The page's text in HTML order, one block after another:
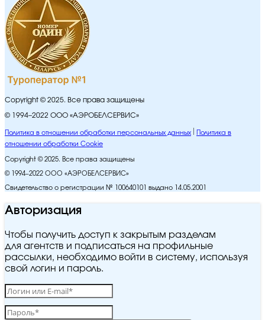
Copyright © 2025. Все права защищены
© 1994–2022 ООО «АЭРОБЕЛСЕРВИС»
Политика в отношении обработки персональных данных
Политика в
отношении обработки Cookie
Copyright © 2025. Все права защищены
© 1994–2022 ООО «АЭРОБЕЛСЕРВИС»
Свидетельство о регистрации № 100640101 выдано 14.05.2001
Авторизация
Чтобы получить доступ к закрытым разделам
для агентств и подписаться на профильные
рассылки, необходимо войти в систему, используя
свой логин и пароль.